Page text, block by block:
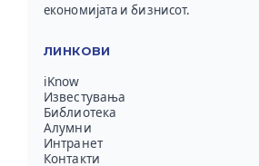
економијата и бизнисот.
ЛИНКОВИ
iKnow
Известувања
Библиотека
Алумни
Интранет
Контакти